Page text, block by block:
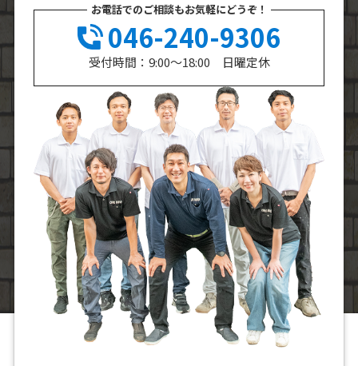
お電話でのご相談もお気軽にどうぞ！
046-240-9306
受付時間：9:00～18:00 日曜定休